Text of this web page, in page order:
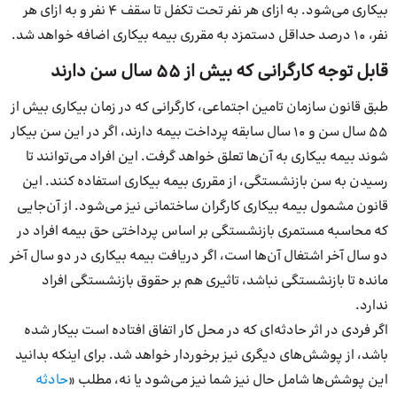
بیکاری می‌شود. به ازای هر نفر تحت تکفل تا سقف ۴ نفر و به ازای هر
نفر، ۱۰ درصد حداقل دستمزد به مقرری بیمه بیکاری اضافه خواهد شد.
قابل توجه کارگرانی که بیش از ۵۵ سال سن دارند
طبق قانون سازمان تامین اجتماعی، کارگرانی که در زمان بیکاری بیش از
۵۵ سال سن و ۱۰ سال سابقه پرداخت بیمه دارند، اگر در این سن بیکار
شوند بیمه بیکاری به آن‌ها تعلق خواهد گرفت. این افراد می‌توانند تا
رسیدن به سن بازنشستگی، از مقرری بیمه بیکاری استفاده کنند. این
قانون مشمول بیمه بیکاری کارگران ساختمانی نیز می‌شود. از آن‌جایی
که محاسبه مستمری بازنشستگی بر اساس پرداختی حق بیمه افراد در
دو سال آخر اشتغال آن‌ها است، اگر دریافت بیمه بیکاری در دو سال آخر
مانده تا بازنشستگی نباشد، تاثیری هم بر حقوق بازنشستگی افراد
ندارد.
اگر فردی در اثر حادثه‌ای که در محل کار اتفاق افتاده است بیکار شده
باشد، از پوشش‌های دیگری نیز برخوردار خواهد شد. برای اینکه بدانید
این پوشش‌ها شامل حال نیز شما نیز می‌شود یا نه، مطلب «حادثه